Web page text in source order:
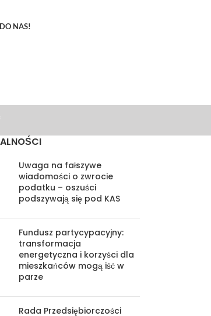
NAS!
Uwaga na fałszywe
wiadomości o zwrocie
podatku – oszuści
podszywają się pod KAS
Fundusz partycypacyjny:
transformacja
energetyczna i korzyści dla
mieszkańców mogą iść w
parze
Rada Przedsiębiorczości